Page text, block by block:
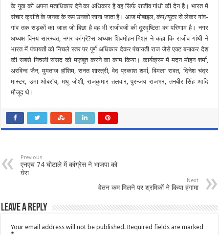
के युवा को अपना मताधिकार देने का अधिकार है वह सिर्फ राजीव गांधी की देन है। भारत में
संचार क्रांति के जनक के रूप उनको जाना जाता है। आज मोबाइल, कंप्?यूटर से लेकर गांव-
गांव तक सड़कों का जाल जो बिछा है वह भी राजीवजी की दूरदृष्टिता का परिणाम है। नगर
अध्यक्ष विनय सारस्वत, नगर कांग्रे?स अध्यक्ष शिवमोहन मिश्र ने कहा कि राजीव गांधी ने
भारत में पंचायतों को निचले स्तर पर पूर्ण अधिकार देकर पंचायती राज जैसे एक्ट बनाकर देश
की सबसे निचली संसद को मज़बूत करने का काम किया। कार्यक्रम में मदन मोहन शर्मा,
अरविन्द जैन, मुमताज हॉशिम, सनत शास्त्री, वेद प्रकाश शर्मा, विमला रावत, दिनेश चंद्र
मास्टर, उमा ओबरॉय, मधु जोशी, राजकुमार तलवार, पुरन्जय राजभर, तनबीर सिंह आदि
मौजूद थे।
Previous
एनएच 74 घोटाले में कांग्रेस ने भाजपा को
घेरा
Next
वेतन कम मिलने पर श्रमिकों ने किया हंगामा
Leave a Reply
Your email address will not be published. Required fields are marked